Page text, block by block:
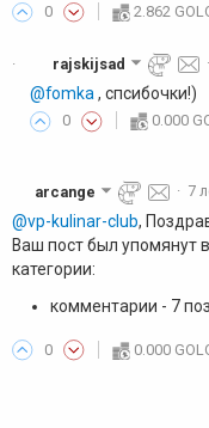
0 2.862
· rajskijsad ·
@fomka , спсибочки!)
0 0.000
arcange · 7
@vp-kulinar-club,
Ваш пост был упомянут
категории:
комментарии - 7
0 0.000